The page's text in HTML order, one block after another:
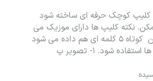
کلیپ کوچک حرفه ای ساخته شود
نکته کلیپ ها دارای موزیک می
باشد و همچنین یه متن کوتاه 5 کلمه ای هم داده می شود
شود. 1- تصویر پ